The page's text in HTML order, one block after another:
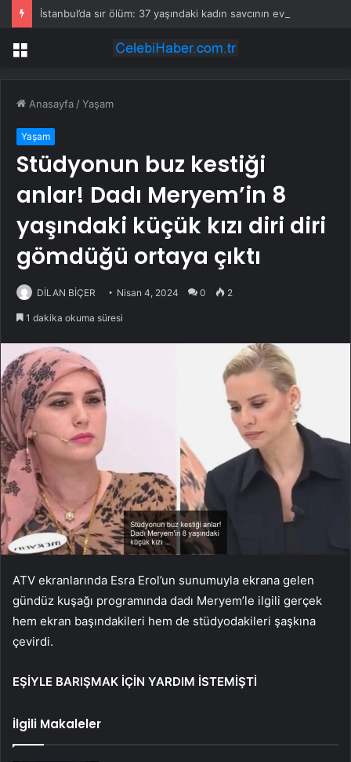
Menü
Anasayfa /Yaşam
Yaşam
Stüdyonun buz kestiği
anlar! Dadı Meryem’in 8
yaşındaki küçük kızı diri diri
gömdüğü ortaya çıktı
DİLAN BİÇER Nisan 4, 2024 0 2
1 dakika okuma süresi
ATV ekranlarında Esra Erol’un sunumuyla ekrana gelen
gündüz kuşağı programında dadı Meryem’le ilgili gerçek
hem ekran başındakileri hem de stüdyodakileri şaşkına
çevirdi.
EŞİYLE BARIŞMAK İÇİN YARDIM İSTEMİŞTİ
İlgili Makaleler